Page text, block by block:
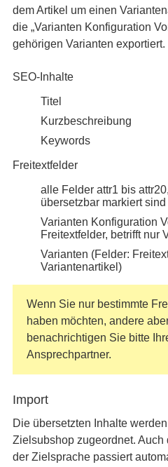
dem Artikel um einen
die „Varianten Konfiguration
gehörigen Varianten exportiert.
SEO-Inhalte
Titel
Kurzbeschreibung
Keywords
Freitextfelder
alle Felder attr1 bis
übersetzbar markiert sind
Varianten Konfiguration
Freitextfelder, betrifft nur
Varianten (Felder:
Variantenartikel)
Wenn Sie nur bestimmte
haben möchten, andere
benachrichtigen Sie bitte
Ansprechpartner.
Import
Die übersetzten Inhalte
Zielsubshop zugeordnet.
der Zielsprache passiert